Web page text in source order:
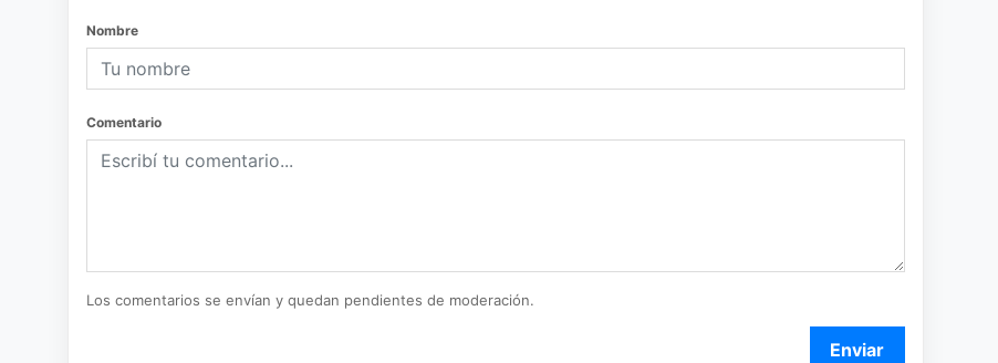
Nombre
Comentario
Los comentarios se envían y quedan pendientes de moderación.
Enviar